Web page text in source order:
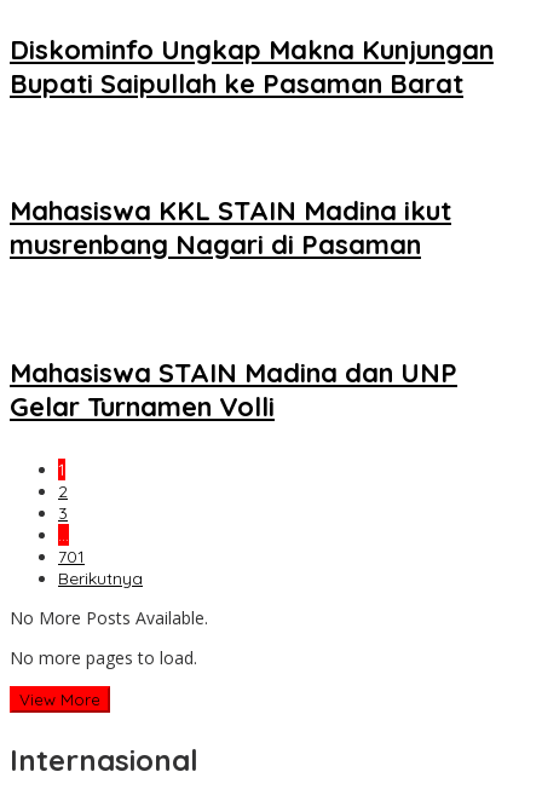
Diskominfo Ungkap Makna Kunjungan
Bupati Saipullah ke Pasaman Barat
Mahasiswa KKL STAIN Madina ikut
musrenbang Nagari di Pasaman
Mahasiswa STAIN Madina dan UNP
Gelar Turnamen Volli
1
2
3
…
701
Berikutnya
No More Posts Available.
No more pages to load.
View More
Internasional